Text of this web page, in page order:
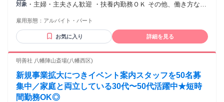
対象 ・主婦・主夫さん歓迎 ・扶養内勤務ＯＫ その他、働き方な
【Wワークは不可です】 【この時間帯勤務可能な方優遇しま
す！】 ⭐土日祝日の勤務可能 ⭐15時〜19時 朝からも可！ ⭐週
4日勤務 毎週でなくてもOK！ 極力上記入っていただける方優
雇用形態： アルバイト・パート
お気に入り 詳細を見る
明善社 八幡陣山斎場(八幡西区)
新規事業拡大につきイベント案内スタッフを50名募
集中／家庭と両立している30代〜50代活躍中★短時
間勤務OK◎